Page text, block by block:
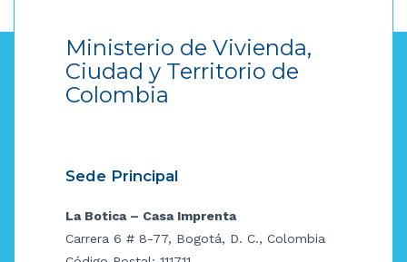
Ministerio de Vivienda,
Ciudad y Territorio de
Colombia
Sede Principal
La Botica – Casa Imprenta
Carrera 6 # 8-77, Bogotá, D. C., Colombia